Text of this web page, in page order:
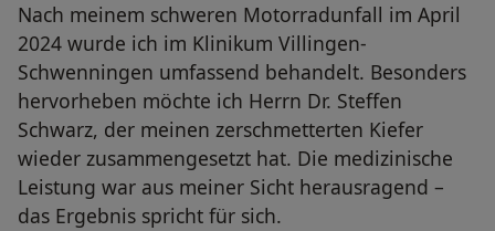
Nach meinem schweren Motorradunfall im April
2024 wurde ich im Klinikum Villingen-
Schwenningen umfassend behandelt. Besonders
hervorheben möchte ich Herrn Dr. Steffen
Schwarz, der meinen zerschmetterten Kiefer
wieder zusammengesetzt hat. Die medizinische
Leistung war aus meiner Sicht herausragend –
das Ergebnis spricht für sich.